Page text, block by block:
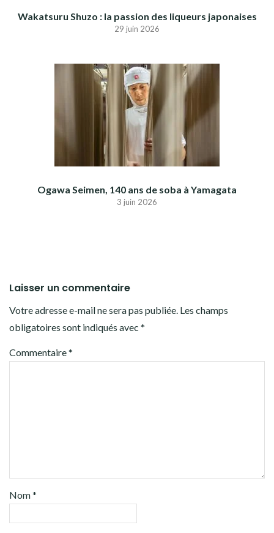
Wakatsuru Shuzo : la passion des liqueurs japonaises
29 juin 2026
Ogawa Seimen, 140 ans de soba à Yamagata
3 juin 2026
Laisser un commentaire
Votre adresse e-mail ne sera pas publiée. Les champs
obligatoires sont indiqués avec *
Commentaire*
Nom*